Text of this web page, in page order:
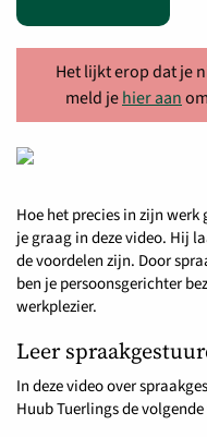
Het lijkt erop dat je
meld jehier aan
Hoe het precies in zijn
je graag in deze video. Hij
de voordelen zijn. Door
ben je persoonsgerichter
werkplezier.
Leer
In deze video over
Huub Tuerlings de